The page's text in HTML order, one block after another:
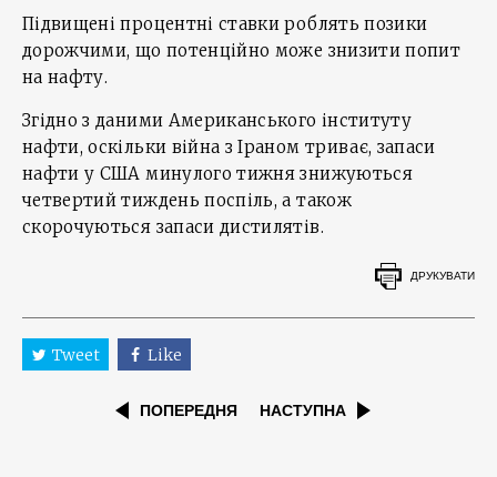
Підвищені процентні ставки роблять позики
дорожчими, що потенційно може знизити попит
на нафту.
Згідно з даними Американського інституту
нафти, оскільки війна з Іраном триває, запаси
нафти у США минулого тижня знижуються
четвертий тиждень поспіль, а також
скорочуються запаси дистилятів.
ДРУКУВАТИ
Tweet Like
ПОПЕРЕДНЯ НАСТУПНА